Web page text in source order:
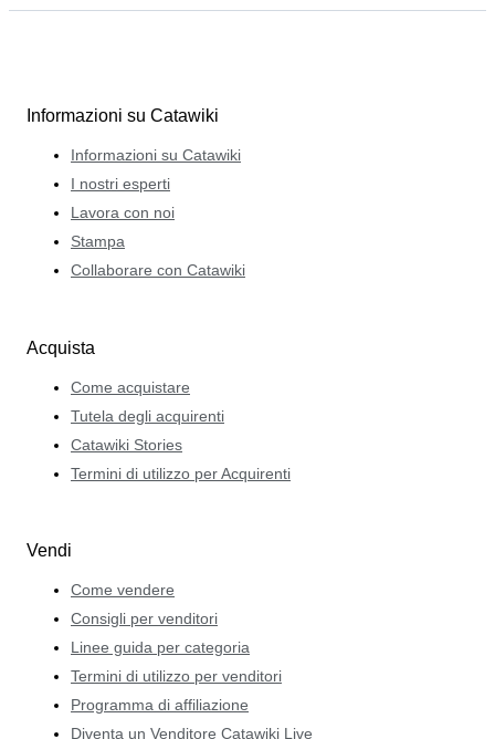
Informazioni su Catawiki
Informazioni su Catawiki
I nostri esperti
Lavora con noi
Stampa
Collaborare con Catawiki
Acquista
Come acquistare
Tutela degli acquirenti
Catawiki Stories
Termini di utilizzo per Acquirenti
Vendi
Come vendere
Consigli per venditori
Linee guida per categoria
Termini di utilizzo per venditori
Programma di affiliazione
Diventa un Venditore Catawiki Live